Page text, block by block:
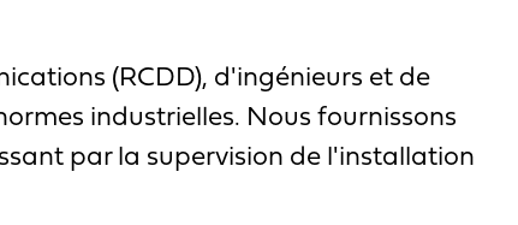
(RCDD), d'ingénieurs et de
industrielles. Nous fournissons
par la supervision de l'installation